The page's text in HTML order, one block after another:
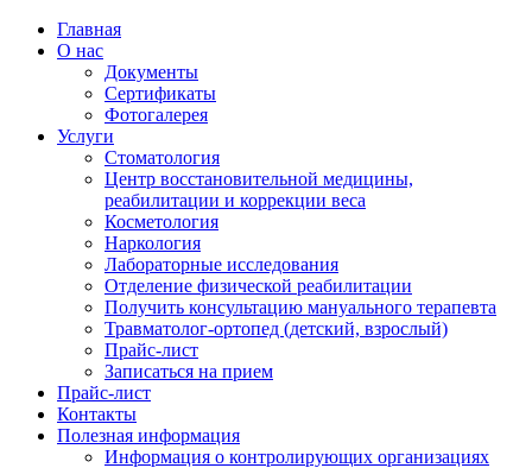
Главная
О нас
Документы
Сертификаты
Фотогалерея
Услуги
Стоматология
Центр восстановительной медицины,
реабилитации и коррекции веса
Косметология
Наркология
Лабораторные исследования
Отделение физической реабилитации
Получить консультацию мануального терапевта
Травматолог-ортопед (детский, взрослый)
Прайс-лист
Записаться на прием
Прайс-лист
Контакты
Полезная информация
Информация о контролирующих организациях